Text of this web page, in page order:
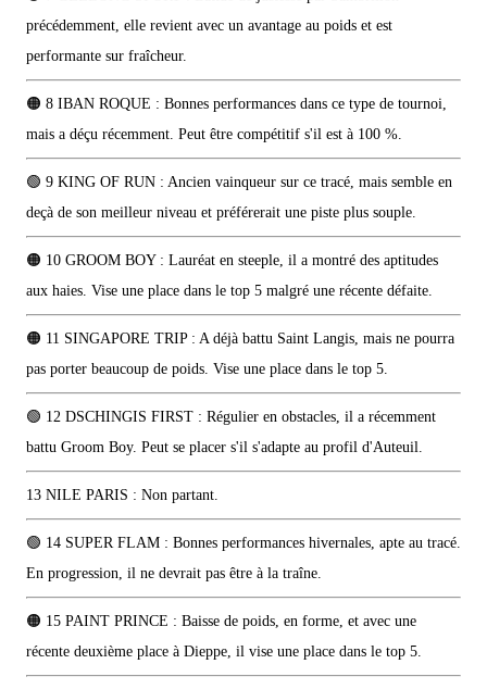
précédemment, elle revient avec un avantage au poids et est
performante sur fraîcheur.
🟠 8 IBAN ROQUE : Bonnes performances dans ce type de tournoi,
mais a déçu récemment. Peut être compétitif s'il est à 100 %.
🟢 9 KING OF RUN : Ancien vainqueur sur ce tracé, mais semble en
deçà de son meilleur niveau et préférerait une piste plus souple.
🟠 10 GROOM BOY : Lauréat en steeple, il a montré des aptitudes
aux haies. Vise une place dans le top 5 malgré une récente défaite.
🟠 11 SINGAPORE TRIP : A déjà battu Saint Langis, mais ne pourra
pas porter beaucoup de poids. Vise une place dans le top 5.
🟢 12 DSCHINGIS FIRST : Régulier en obstacles, il a récemment
battu Groom Boy. Peut se placer s'il s'adapte au profil d'Auteuil.
13 NILE PARIS : Non partant.
🟢 14 SUPER FLAM : Bonnes performances hivernales, apte au tracé.
En progression, il ne devrait pas être à la traîne.
🟠 15 PAINT PRINCE : Baisse de poids, en forme, et avec une
récente deuxième place à Dieppe, il vise une place dans le top 5.